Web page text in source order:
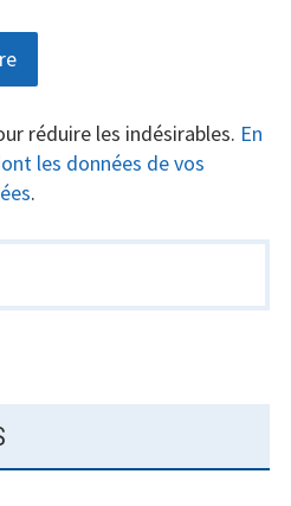
réduire les indésirables. En
les données de vos
.